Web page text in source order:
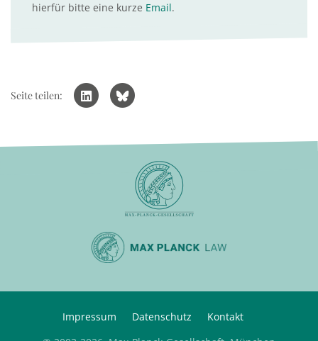
hierfür bitte eine kurze Email.
Seite teilen:
Impressum Datenschutz
Kontakt